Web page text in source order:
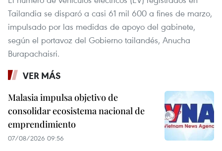
Tailandia se disparó a casi 61 mil 600 a fines de marzo,
impulsado por las medidas de apoyo del gabinete,
según el portavoz del Gobierno tailandés, Anucha
Burapachaisri.
VER MÁS
Malasia impulsa objetivo de
consolidar ecosistema nacional de
emprendimiento
07/08/2026 09:56